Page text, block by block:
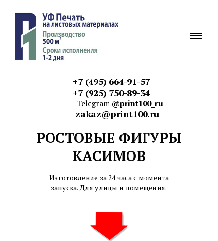
+7 (495) 664-91-57
+7 (925) 750-89-34
Telegram @print100_ru
zakaz@print100.ru
РОСТОВЫЕ ФИГУРЫ
КАСИМОВ
Изготовление за 24 часа с момента
запуска. Для улицы и помещения.